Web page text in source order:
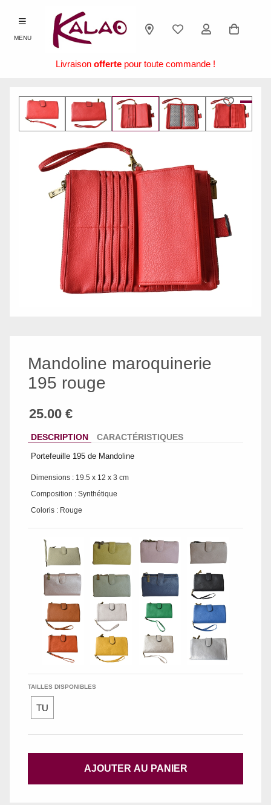
MENU
Livraison offerte pour toute commande !
Mandoline maroquinerie
195 rouge
DESCRIPTION CARACTÉRISTIQUES
Portefeuille 195 de Mandoline
Dimensions : 19.5 x 12 x 3 cm
Composition : Synthétique
Coloris : Rouge
TAILLES DISPONIBLES
TU
AJOUTER AU PANIER